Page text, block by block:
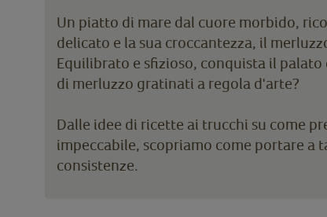
Un piatto di mare dal cuore morbido,
delicato e la sua croccantezza, il
Equilibrato e sfizioso, conquista il
di merluzzo gratinati a regola d'arte?
Dalle idee di ricette ai trucchi su come
impeccabile, scopriamo come portare a
consistenze.